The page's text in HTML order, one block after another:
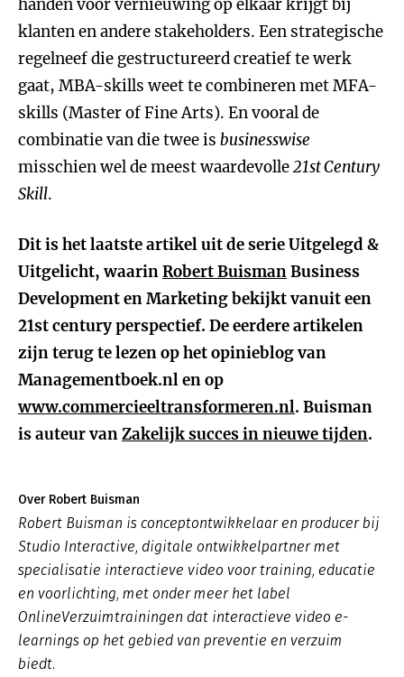
handen voor vernieuwing op elkaar krijgt bij
klanten en andere stakeholders. Een strategische
regelneef die gestructureerd creatief te werk
gaat, MBA-skills weet te combineren met MFA-
skills (Master of Fine Arts). En vooral de
combinatie van die twee is businesswise
misschien wel de meest waardevolle21st Century
Skill.
Dit is het laatste artikel uit de serie Uitgelegd &
Uitgelicht, waarinRobert BuismanBusiness
Development en Marketing bekijkt vanuit een
21st century perspectief. De eerdere artikelen
zijn terug te lezen op het opinieblog van
Managementboek.nl en op
www.commercieeltransformeren.nl. Buisman
is auteur vanZakelijk succes in nieuwe tijden.
Over Robert Buisman
Robert Buisman is conceptontwikkelaar en producer bij
Studio Interactive, digitale ontwikkelpartner met
specialisatie interactieve video voor training, educatie
en voorlichting, met onder meer het label
OnlineVerzuimtrainingen dat interactieve video e-
learnings op het gebied van preventie en verzuim
biedt.